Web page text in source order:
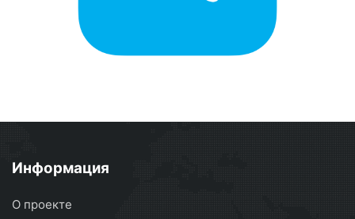
Информация
О проекте